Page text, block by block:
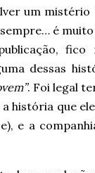
um mistério
é
dessas
. Foi legal
história que
e a